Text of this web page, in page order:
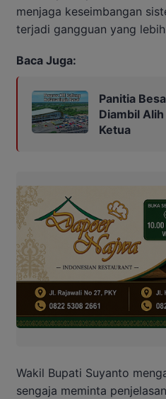
menjaga keseimbangan
terjadi gangguan yang
Baca Juga:
Panitia
Diambil
Ketua
Wakil Bupati Suyanto
sengaja meminta